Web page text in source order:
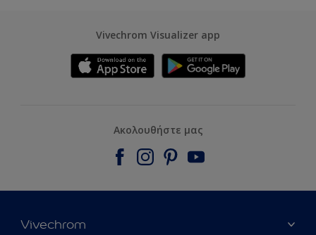
Vivechrom Visualizer app
Ακολουθήστε μας
Vivechrom